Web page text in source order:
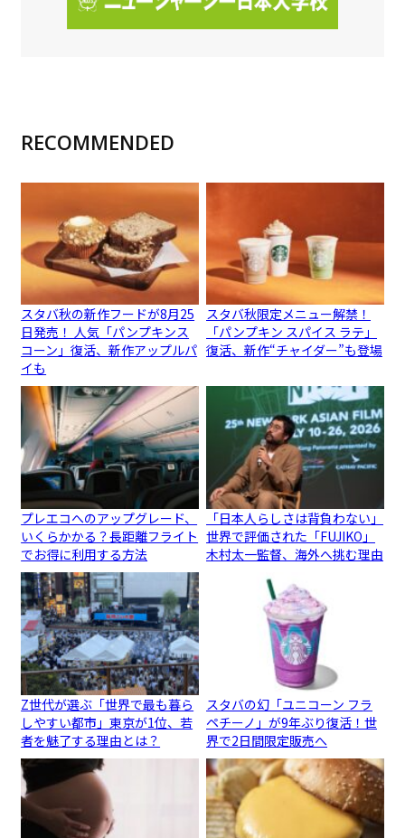
RECOMMENDED
スタバ秋の新作フードが8月25
日発売！ 人気「パンプキンス
コーン」復活、新作アップルパ
イも
スタバ秋限定メニュー解禁！
「パンプキン スパイス ラテ」
復活、新作“チャイダー”も登場
プレエコへのアップグレード、
いくらかかる？長距離フライト
でお得に利用する方法
「日本人らしさは背負わない」
世界で評価された「FUJIKO」
木村太一監督、海外へ挑む理由
Z世代が選ぶ「世界で最も暮ら
しやすい都市」東京が1位、若
者を魅了する理由とは？
スタバの幻「ユニコーン フラ
ペチーノ」が9年ぶり復活！世
界で2日間限定販売へ